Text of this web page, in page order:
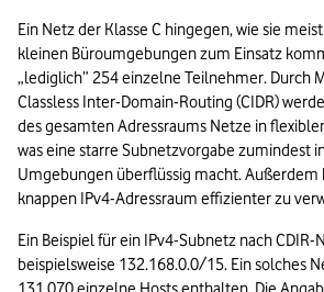
Ein Netz der Klasse C hingegen, wie sie
kleinen Büroumgebungen zum Einsatz
„lediglich” 254 einzelne Teilnehmer. Durch
Classless Inter-Domain-Routing (CIDR)
des gesamten Adressraums Netze in
was eine starre Subnetzvorgabe zumindest
Umgebungen überflüssig macht. Außerdem
knappen IPv4-Adressraum effizienter zu
Ein Beispiel für ein IPv4-Subnetz nach CDIR-
beispielsweise 132.168.0.0/15. Ein solches